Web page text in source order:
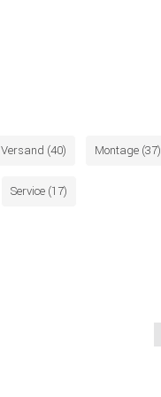
Versand (40) Montage (37)
Service (17)